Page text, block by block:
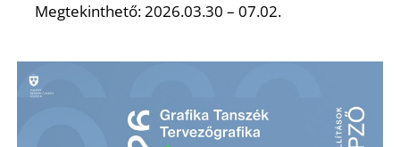
Megtekinthető: 2026.03.30 – 07.02.